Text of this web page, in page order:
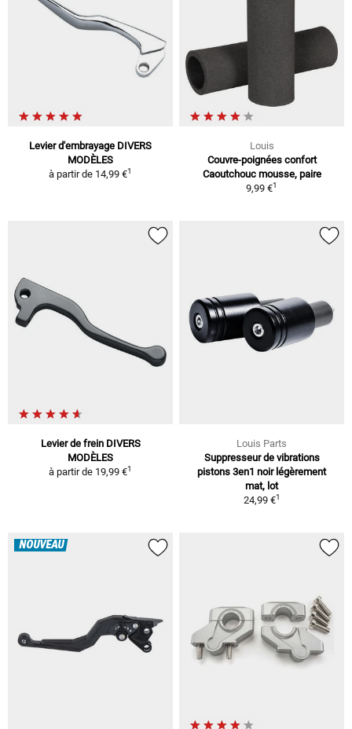
Levier d'embrayage DIVERS
MODÈLES
à partir de 14,99 €1
Louis
Couvre-poignées confort
Caoutchouc mousse, paire
9,99 €1
Levier de frein DIVERS
MODÈLES
à partir de 19,99 €1
Louis Parts
Suppresseur de vibrations
pistons 3en1 noir légèrement
mat, lot
24,99 €1
NOUVEAU